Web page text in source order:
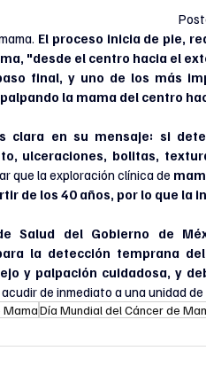
El proceso inicia de pie,
"desde el centro hacia el
final, y uno de los más
la mama del centro
clara en su mensaje: si
ulceraciones, bolitas,
que la exploración clínica de
de los 40 años, por lo que la
Salud del Gobierno de
la detección temprana
de inmediato a una unidad de
MamaDía Mundial del Cáncer de